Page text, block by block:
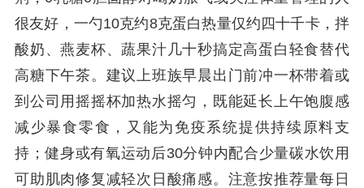
很友好，一勺10克约8克蛋白热量仅约四十千卡，拌
酸奶、燕麦杯、蔬果汁几十秒搞定高蛋白轻食替代
高糖下午茶。建议上班族早晨出门前冲一杯带着或
到公司用摇摇杯加热水摇匀，既能延长上午饱腹感
减少暴食零食，又能为免疫系统提供持续原料支
持；健身或有氧运动后30分钟内配合少量碳水饮用
可助肌肉修复减轻次日酸痛感。注意按推荐量每日